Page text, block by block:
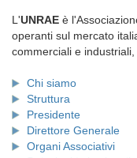
L'UNRAE è
operanti sul mercato
commerciali e
Chi siamo
Struttura
Presidente
Direttore Generale
Organi Associativi